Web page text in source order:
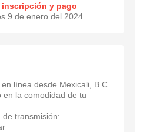
inscripción y pago
9 de enero del 2024
línea desde Mexicali, B.C.
en la comodidad de tu
de transmisión: